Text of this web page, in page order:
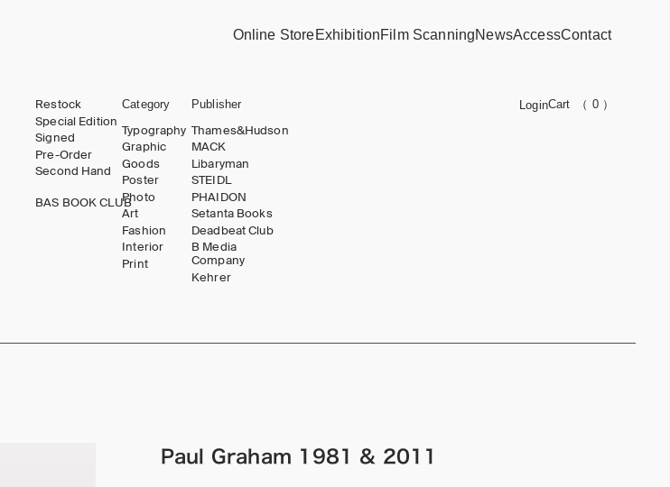
Online StoreExhibitionFilm ScanningNewsAccessContact
LoginCart （ 0 ）
Restock
Special Edition
Signed
Pre-Order
Second Hand
BAS BOOK CLUB
Category
Typography
Graphic
Goods
Poster
Photo
Art
Fashion
Interior
Print
Publisher
Thames&Hudson
MACK
Libaryman
STEIDL
PHAIDON
Setanta Books
Deadbeat Club
B Media
Company
Kehrer
Paul Graham 1981 & 2011